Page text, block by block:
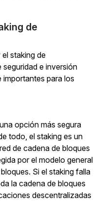
de
staking de
e inversión
para los
opción más segura
todo, el staking es un
de cadena de bloques
por el modelo general
Si el staking falla
la cadena de bloques
descentralizadas